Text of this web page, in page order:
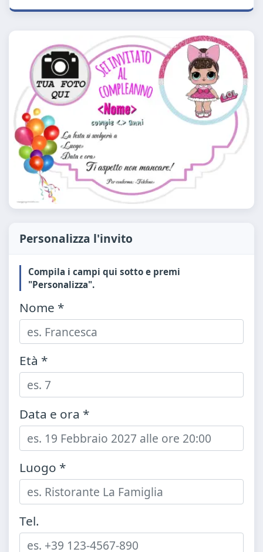
Personalizza l'invito
Compila i campi qui sotto e premi
"Personalizza".
Nome *
Età *
Data e ora *
Luogo *
Tel.